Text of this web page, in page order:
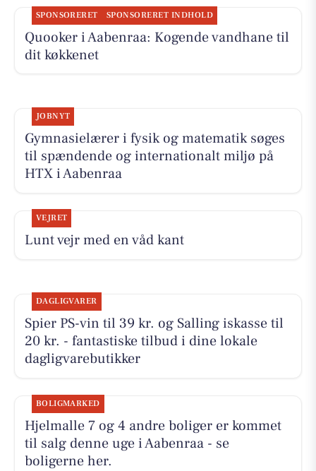
SPONSORERET SPONSORERET INDHOLD
Quooker i Aabenraa: Kogende vandhane til
dit køkkenet
JOBNYT
Gymnasielærer i fysik og matematik søges
til spændende og internationalt miljø på
HTX i Aabenraa
VEJRET
Lunt vejr med en våd kant
DAGLIGVARER
Spier PS-vin til 39 kr. og Salling iskasse til
20 kr. - fantastiske tilbud i dine lokale
dagligvarebutikker
BOLIGMARKED
Hjelmalle 7 og 4 andre boliger er kommet
til salg denne uge i Aabenraa - se
boligerne her.